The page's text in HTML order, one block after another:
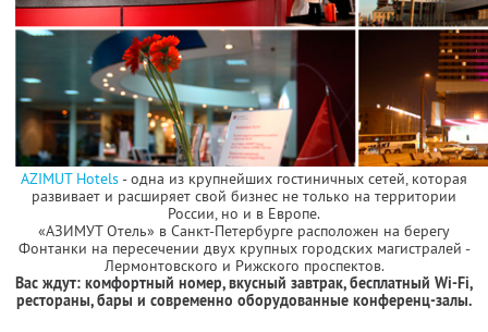
AZIMUT Hotels- одна из крупнейших гостиничных сетей, которая
развивает и расширяет свой бизнес не только на территории
России, но и в Европе.
«АЗИМУТ Отель» в Санкт-Петербурге расположен на берегу
Фонтанки на пересечении двух крупных городских магистралей -
Лермонтовского и Рижского проспектов.
Вас ждут: комфортный номер, вкусный завтрак, бесплатный Wi-Fi,
рестораны, бары и современно оборудованные конференц-залы.